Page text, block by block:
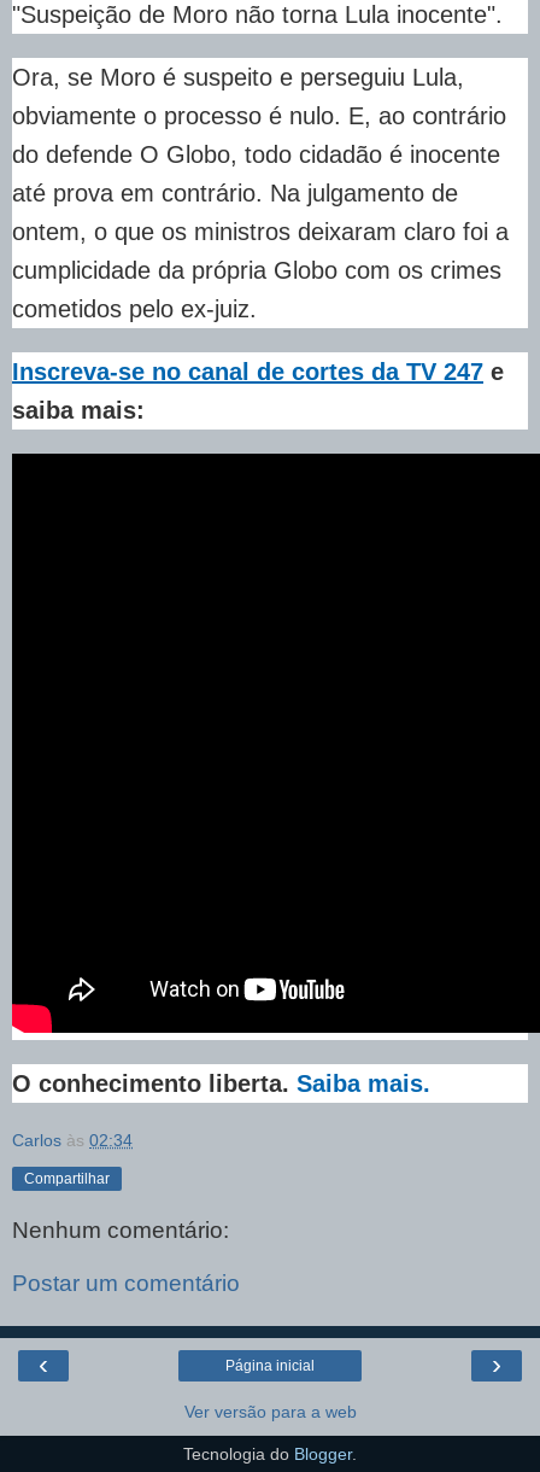
"Suspeição de Moro não torna Lula inocente".
Ora, se Moro é suspeito e perseguiu Lula,
obviamente o processo é nulo. E, ao contrário
do defende O Globo, todo cidadão é inocente
até prova em contrário. Na julgamento de
ontem, o que os ministros deixaram claro foi a
cumplicidade da própria Globo com os crimes
cometidos pelo ex-juiz.
Inscreva-se no canal de cortes da TV 247 e
saiba mais:
O conhecimento liberta. Saiba mais.
Carlos às 02:34
Compartilhar
Nenhum comentário:
Postar um comentário
‹ ›
Página inicial
Ver versão para a web
Tecnologia do Blogger.